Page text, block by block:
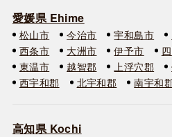
愛媛県 Ehime
松山市 今治市 宇和島市
西条市
大洲市 伊予市
東温市
越智郡 上浮穴郡
西宇和郡
北宇和郡 南宇和
高知県 Kochi